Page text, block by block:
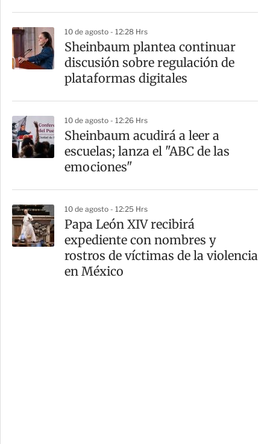
10 de agosto - 12:28 Hrs
Sheinbaum plantea continuar
discusión sobre regulación de
plataformas digitales
10 de agosto - 12:26 Hrs
Sheinbaum acudirá a leer a
escuelas; lanza el "ABC de las
emociones"
10 de agosto - 12:25 Hrs
Papa León XIV recibirá
expediente con nombres y
rostros de víctimas de la violencia
en México